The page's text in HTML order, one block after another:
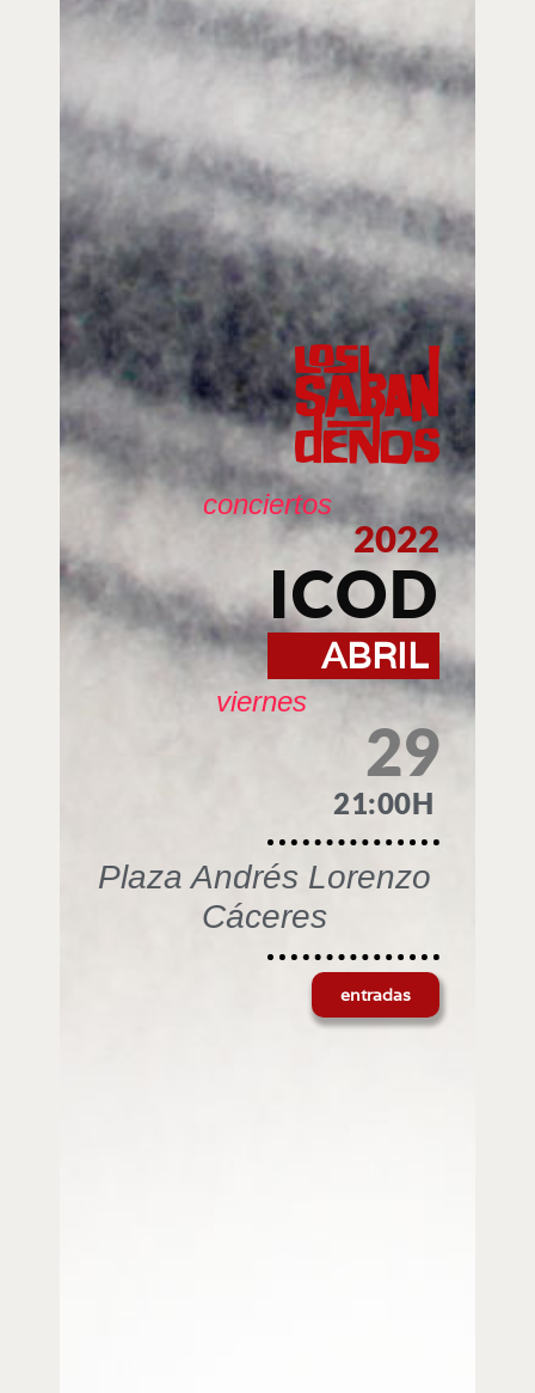
conciertos
2022
ICOD
ABRIL
viernes
29
21:00H
Plaza Andrés Lorenzo
Cáceres
entradas